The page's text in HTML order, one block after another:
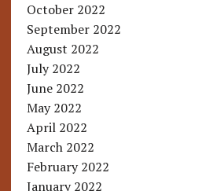
October 2022
September 2022
August 2022
July 2022
June 2022
May 2022
April 2022
March 2022
February 2022
January 2022